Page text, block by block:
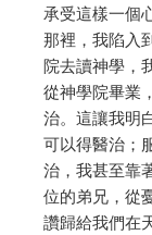
承受這樣一個
那裡，我陷入
院去讀神學，
從神學院畢業
治。這讓我明
可以得醫治；
治，我甚至靠
位的弟兄，從
讚歸給我們在